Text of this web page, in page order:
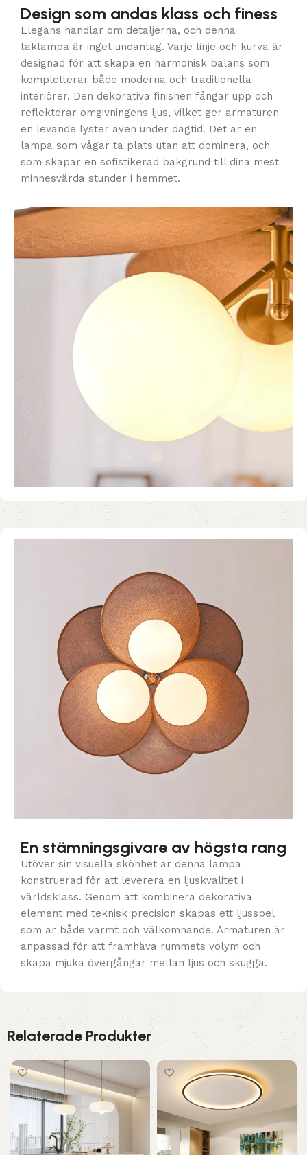
Design som andas klass och finess
Elegans handlar om detaljerna, och denna
taklampa är inget undantag. Varje linje och kurva är
designad för att skapa en harmonisk balans som
kompletterar både moderna och traditionella
interiörer. Den dekorativa finishen fångar upp och
reflekterar omgivningens ljus, vilket ger armaturen
en levande lyster även under dagtid. Det är en
lampa som vågar ta plats utan att dominera, och
som skapar en sofistikerad bakgrund till dina mest
minnesvärda stunder i hemmet.
En stämningsgivare av högsta rang
Utöver sin visuella skönhet är denna lampa
konstruerad för att leverera en ljuskvalitet i
världsklass. Genom att kombinera dekorativa
element med teknisk precision skapas ett ljusspel
som är både varmt och välkomnande. Armaturen är
anpassad för att framhäva rummets volym och
skapa mjuka övergångar mellan ljus och skugga.
Relaterade Produkter